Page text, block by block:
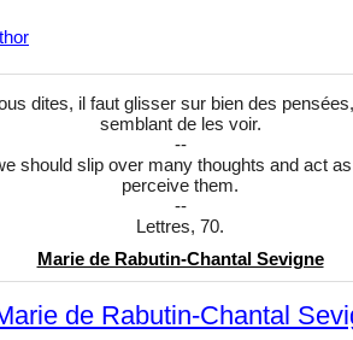
dites, il faut glisser sur bien des
semblant de les voir.
--
should slip over many thoughts and act
perceive them.
--
Lettres, 70.
Marie de Rabutin-Chantal Sevigne
de Rabutin-Chantal